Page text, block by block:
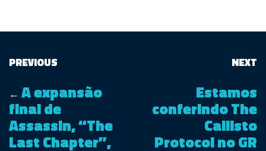
PREVIOUS
← A expansão
final de
Assassin, “The
Last Chapter”,
NEXT
Estamos
conferindo The
Callisto
Protocol no GR